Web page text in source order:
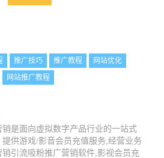
推广技巧 推广教程
网站优化
网站推广教程
销是面向虚拟数字产品行业的一站式
提供游戏/影音会员充值服务,经营业务
销引流吸粉推广营销软件,影视会员充